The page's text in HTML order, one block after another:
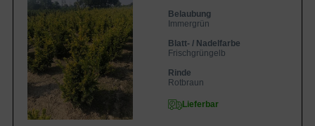
Belaubung
Immergrün
Blatt- / Nadelfarbe
Frischgrüngelb
Rinde
Rotbraun
Lieferbar